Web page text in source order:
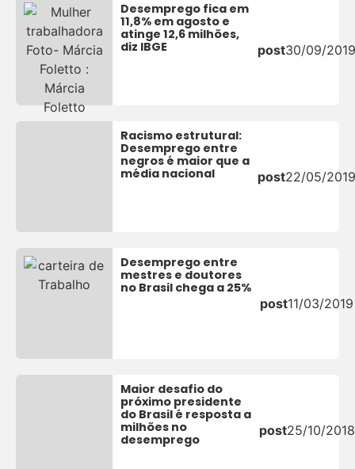
Desemprego fica em
11,8% em agosto e
atinge 12,6 milhões,
diz IBGE
post30/09/
Racismo estrutural:
Desemprego entre
negros é maior que a
média nacional
post22/05/
Desemprego entre
mestres e doutores
no Brasil chega a 25%
post11/03/2019
Maior desafio do
próximo presidente
do Brasil é resposta a
milhões no
desemprego
post25/10/2018